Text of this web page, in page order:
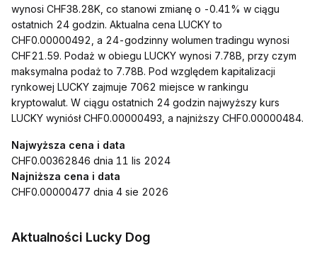
wynosi CHF38.28K, co stanowi zmianę o -0.41% w ciągu
ostatnich 24 godzin. Aktualna cena LUCKY to
CHF0.00000492, a 24-godzinny wolumen tradingu wynosi
CHF21.59. Podaż w obiegu LUCKY wynosi 7.78B, przy czym
maksymalna podaż to 7.78B. Pod względem kapitalizacji
rynkowej LUCKY zajmuje 7062 miejsce w rankingu
kryptowalut. W ciągu ostatnich 24 godzin najwyższy kurs
LUCKY wyniósł CHF0.00000493, a najniższy CHF0.00000484.
Najwyższa cena i data
CHF0.00362846 dnia 11 lis 2024
Najniższa cena i data
CHF0.00000477 dnia 4 sie 2026
Aktualności Lucky Dog